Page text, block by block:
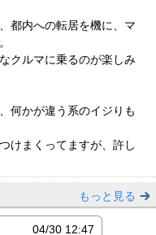
都内への転居を機に、マ
クルマに乗るのが楽しみ
何かが違う系のイジりも
けまくってますが、許し
もっと見る
04/30 12:47